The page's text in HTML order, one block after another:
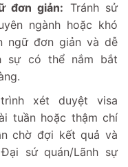
đơn giản: Tránh sử
ngành hoặc khó
ngữ đơn giản và dễ
sự có thể nắm bắt
xét duyệt visa
tuần hoặc thậm chí
chờ đợi kết quả và
sứ quán/Lãnh sự